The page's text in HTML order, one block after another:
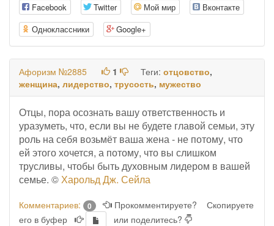
Facebook Twitter Мой мир
Вконтакте
Одноклассники
Google+
Афоризм №2885 1 Теги: отцовство,
женщина, лидерство, трусость, мужество
Отцы, пора осознать вашу ответственность и
уразуметь, что, если вы не будете главой семьи, эту
роль на себя возьмёт ваша жена - не потому, что
ей этого хочется, а потому, что вы слишком
трусливы, чтобы быть духовным лидером в вашей
семье. ©Харольд Дж. Сейла
Комментариев: 0 Прокомментируете?
Скопируете
его в буфер
или поделитесь?